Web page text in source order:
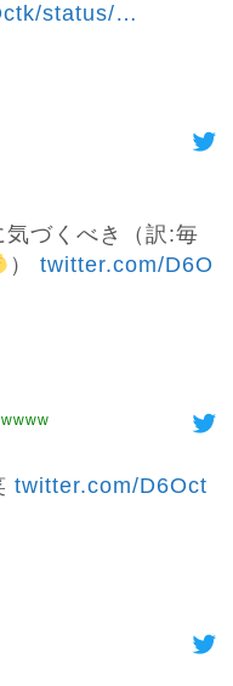
status/…
づくべき（訳:毎
） twitter.com/D6O
twitter.com/D6Oct